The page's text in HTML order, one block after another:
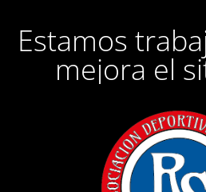
Estamos
mejora el